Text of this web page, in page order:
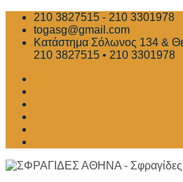
Skip
content
210 3827515 - 210 3301978
togasg@gmail.com
Κατάστημα Σόλωνος 134 &
210 3827515 • 210 3301978